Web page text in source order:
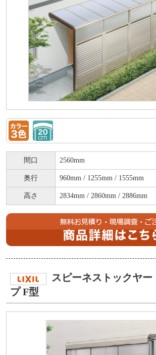
間口 2560mm
奥行 960mm / 1255mm / 1555mm
高さ 2834mm / 2860mm / 2886mm
スピーネストックヤー
プ F型